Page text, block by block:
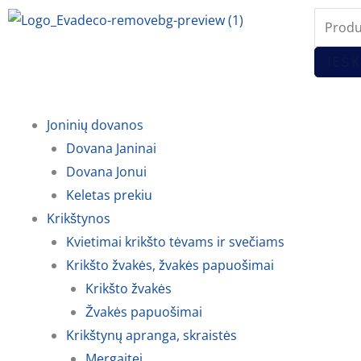
Pereiti
search
Joninių dovanos
Dovana Janinai
Dovana Jonui
Keletas prekiu
Krikštynos
Kvietimai krikšto tėvams ir svečiams
Krikšto žvakės, žvakės papuošimai
Krikšto žvakės
Žvakės papuošimai
Krikštynų apranga, skraistės